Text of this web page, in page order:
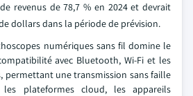
revenus de 78,7 % en 2024 et devrait
dollars dans la période de prévision.
numériques sans fil domine le
avec Bluetooth, Wi-Fi et les
permettant une transmission sans faille
plateformes cloud, les appareils